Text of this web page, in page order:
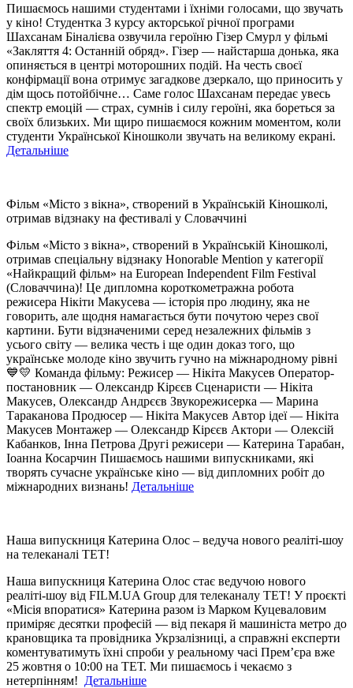
Пишаємось нашими студентами і їхніми голосами, що звучать
у кіно! Студентка 3 курсу акторської річної програми
Шахсанам Біналієва озвучила героїню Гізер Смурл у фільмі
«Закляття 4: Останній обряд». Гізер — найстарша донька, яка
опиняється в центрі моторошних подій. На честь своєї
конфірмації вона отримує загадкове дзеркало, що приносить у
дім щось потойбічне… Саме голос Шахсанам передає увесь
спектр емоцій — страх, сумнів і силу героїні, яка бореться за
своїх близьких. Ми щиро пишаємося кожним моментом, коли
студенти Української Кіношколи звучать на великому екрані.
Детальніше
Фільм «Місто з вікна», створений в Українській Кіношколі,
отримав відзнаку на фестивалі у Словаччині
Фільм «Місто з вікна», створений в Українській Кіношколі,
отримав спеціальну відзнаку Honorable Mention у категорії
«Найкращий фільм» на European Independent Film Festival
(Словаччина)! Це дипломна короткометражна робота
режисера Нікіти Макусева — історія про людину, яка не
говорить, але щодня намагається бути почутою через свої
картини. Бути відзначеними серед незалежних фільмів з
усього світу — велика честь і ще один доказ того, що
українське молоде кіно звучить гучно на міжнародному рівні
💙💛 Команда фільму: Режисер — Нікіта Макусев Оператор-
постановник — Олександр Кірєєв Сценаристи — Нікіта
Макусев, Олександр Андрєєв Звукорежисерка — Марина
Тараканова Продюсер — Нікіта Макусев Автор ідеї — Нікіта
Макусев Монтажер — Олександр Кірєєв Актори — Олексій
Кабанков, Інна Петрова Другі режисери — Катерина Тарабан,
Іоанна Косарчин Пишаємось нашими випускниками, які
творять сучасне українське кіно — від дипломних робіт до
міжнародних визнань! Детальніше
Наша випускниця Катерина Олос – ведуча нового реаліті-шоу
на телеканалі ТЕТ!
Наша випускниця Катерина Олос стає ведучою нового
реаліті-шоу від FILM.UA Group для телеканалу ТЕТ! У проєкті
«Місія впоратися» Катерина разом із Марком Куцеваловим
приміряє десятки професій — від пекаря й машиніста метро до
крановщика та провідника Укрзалізниці, а справжні експерти
коментуватимуть їхні спроби у реальному часі Прем’єра вже
25 жовтня о 10:00 на ТЕТ. Ми пишаємось і чекаємо з
нетерпінням! Детальніше